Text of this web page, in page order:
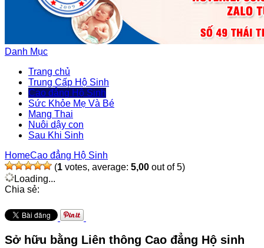
Danh Mục
Trang chủ
Trung Cấp Hộ Sinh
Cao đẳng Hộ Sinh
Sức Khỏe Mẹ Và Bé
Mang Thai
Nuôi dậy con
Sau Khi Sinh
HomeCao đẳng Hộ Sinh
(1 votes, average: 5,00 out of 5)
Loading...
Chia sẻ:
Sở hữu bằng Liên thông Cao đẳng Hộ sinh